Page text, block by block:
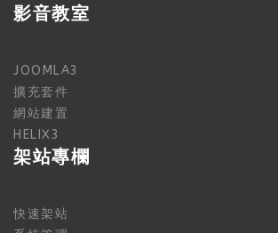
影音教室
JOOMLA3
擴充套件
網站建置
HELIX3
架站專欄
快速架站